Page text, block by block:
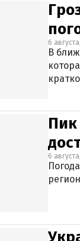
6 августа,
В
Пик
6 августа,